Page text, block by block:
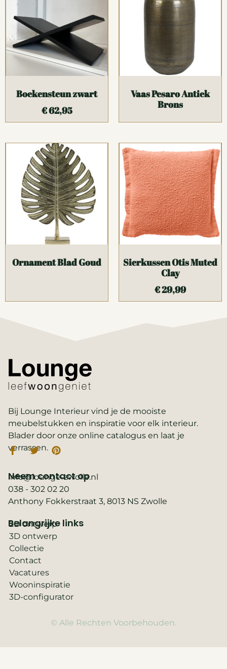
Boekensteun zwart
€62,95
Vaas Pesaro Antiek
Brons
Ornament Blad Goud
Sierkussen Otis Muted
Clay
€29,99
Bij Lounge Interieur vind je de mooiste
meubelstukken en inspiratie voor elk interieur.
Blader door onze online catalogus en laat je
verrassen.
Belangrijke links
2D ontwerp
3D ontwerp
Collectie
Contact
Vacatures
Wooninspiratie
3D-configurator
Neem contact op
info@lounge-zwolle.nl
038 - 302 02 20
Anthony Fokkerstraat 3, 8013 NS Zwolle
© Alle Rechten Voorbehouden.